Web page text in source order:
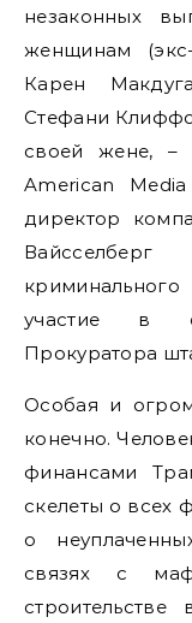
незаконных
женщинам
Карен
Стефани
своей жене, –
American
директор
Вайсселберг
участие в
Прокуратора
Особая и
конечно.
финансами
скелеты о всех
о
связях с